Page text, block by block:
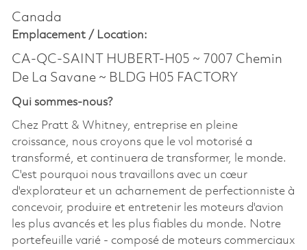
Canada
Emplacement / Location:
CA-QC-SAINT HUBERT-H05 ~ 7007 Chemin
De La Savane ~ BLDG H05 FACTORY
Qui sommes-nous?
Chez Pratt & Whitney, entreprise en pleine
croissance, nous croyons que le vol motorisé a
transformé, et continuera de transformer, le monde.
C'est pourquoi nous travaillons avec un cœur
d'explorateur et un acharnement de perfectionniste à
concevoir, produire et entretenir les moteurs d'avion
les plus avancés et les plus fiables du monde. Notre
portefeuille varié - composé de moteurs commerciaux